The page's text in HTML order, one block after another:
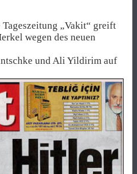
„Vakit“ greift
wegen des neuen
und Ali Yildirim auf